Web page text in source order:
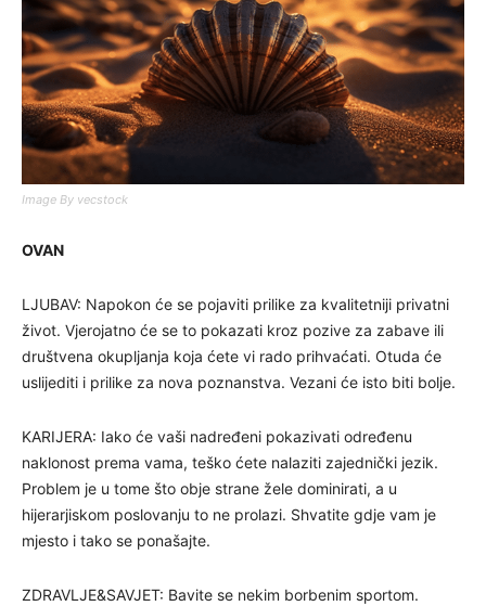
Image By vecstock
OVAN
LJUBAV: Napokon će se pojaviti prilike za kvalitetniji privatni
život. Vjerojatno će se to pokazati kroz pozive za zabave ili
društvena okupljanja koja ćete vi rado prihvaćati. Otuda će
uslijediti i prilike za nova poznanstva. Vezani će isto biti bolje.
KARIJERA: Iako će vaši nadređeni pokazivati određenu
naklonost prema vama, teško ćete nalaziti zajednički jezik.
Problem je u tome što obje strane žele dominirati, a u
hijerarjiskom poslovanju to ne prolazi. Shvatite gdje vam je
mjesto i tako se ponašajte.
ZDRAVLJE&SAVJET: Bavite se nekim borbenim sportom.